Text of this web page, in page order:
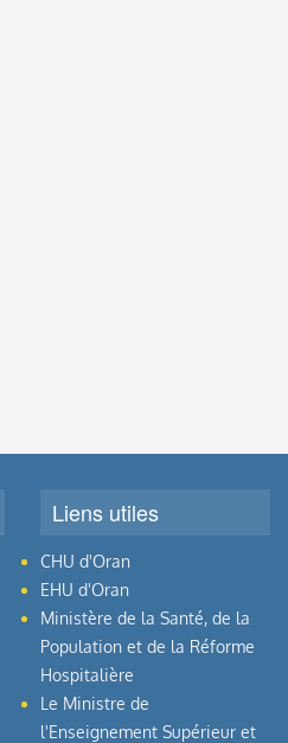
Liens utiles
CHU d'Oran
EHU d'Oran
Ministère de la Santé, de la
Population et de la Réforme
Hospitalière
Le Ministre de
l'Enseignement Supérieur et